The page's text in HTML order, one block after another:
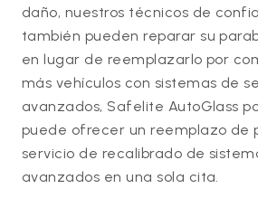
daño, nuestros técnicos de
también pueden reparar su
en lugar de reemplazarlo por
más vehículos con sistemas de
avanzados, Safelite AutoGlass
puede ofrecer un reemplazo de
servicio de recalibrado de
avanzados en una sola cita.